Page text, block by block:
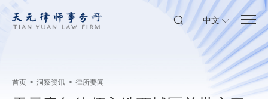
中文
首页 > 洞察资讯 > 律所要闻